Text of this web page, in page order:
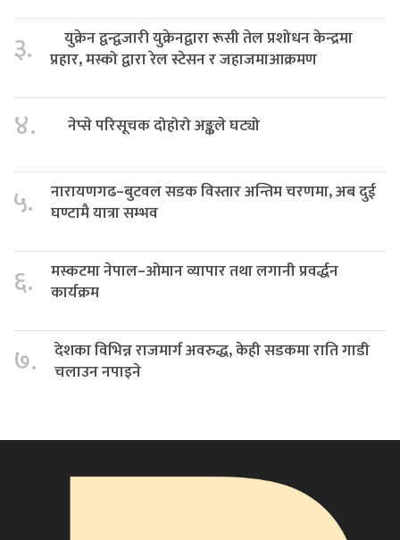
३.
युक्रेन द्वन्द्वजारी युक्रेनद्वारा रूसी तेल प्रशोधन केन्द्रमा
प्रहार, मस्को द्वारा रेल स्टेसन र जहाजमाआक्रमण
४. नेप्से परिसूचक दोहोरो अङ्कले घट्यो
५.
नारायणगढ–बुटवल सडक विस्तार अन्तिम चरणमा, अब दुई
घण्टामै यात्रा सम्भव
६.
मस्कटमा नेपाल–ओमान व्यापार तथा लगानी प्रवर्द्धन
कार्यक्रम
७.
देशका विभिन्न राजमार्ग अवरुद्ध, केही सडकमा राति गाडी
चलाउन नपाइने